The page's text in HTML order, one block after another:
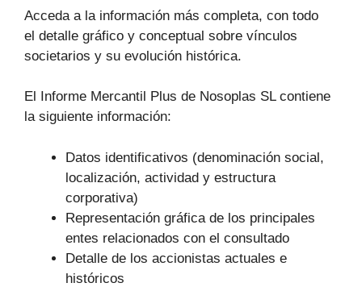
Acceda a la información más completa, con todo
el detalle gráfico y conceptual sobre vínculos
societarios y su evolución histórica.
El Informe Mercantil Plus de Nosoplas SL contiene
la siguiente información:
Datos identificativos (denominación social,
localización, actividad y estructura
corporativa)
Representación gráfica de los principales
entes relacionados con el consultado
Detalle de los accionistas actuales e
históricos